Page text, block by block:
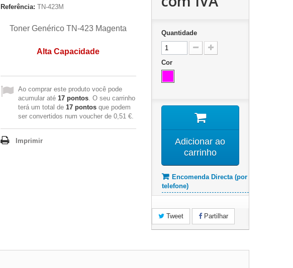
Referência: TN-423M
Toner Genérico TN-423 Magenta
Alta Capacidade
Ao comprar este produto você pode
acumular até 17 pontos . O seu carrinho
terá um total de 17 pontos que podem
ser convertidos num voucher de 0,51 €
Imprimir
Quantidade
Cor
Adicionar ao
carrinho
Encomenda Directa (por
telefone)
Tweet Partilhar